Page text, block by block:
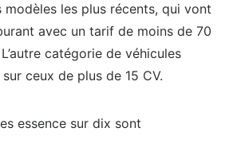
modèles les plus récents, qui vont
avec un tarif de moins de 70
catégorie de véhicules
ceux de plus de 15 CV.
essence sur dix sont